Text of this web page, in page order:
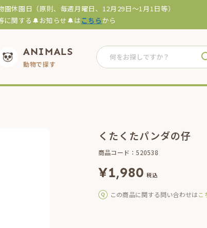
休園日（原則、毎週月曜日、12月29日～1月1日等）
に関する🔔お知らせ🔔はこちらから
ANIMALS
動物で探す
くたくたパンダの仔
商品コード：520538
¥1,980 税込
この商品に関する問い合わせはこ